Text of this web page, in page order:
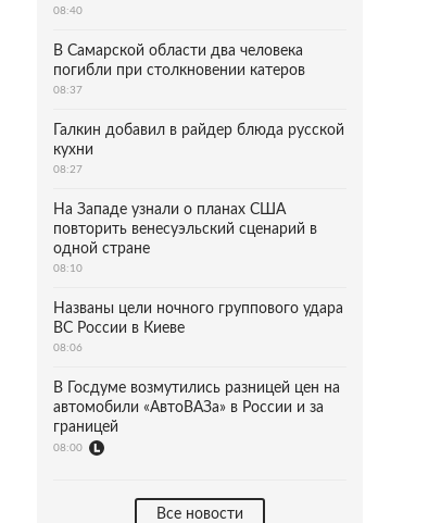
08:40
В Самарской области два человека
погибли при столкновении катеров
08:37
Галкин добавил в райдер блюда русской
кухни
08:27
На Западе узнали о планах США
повторить венесуэльский сценарий в
одной стране
08:10
Названы цели ночного группового удара
ВС России в Киеве
08:06
В Госдуме возмутились разницей цен на
автомобили «АвтоВАЗа» в России и за
границей
08:00
Все новости